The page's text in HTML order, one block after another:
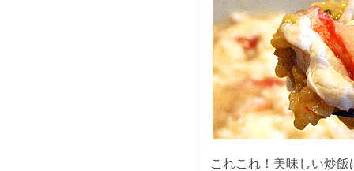
これこれ！美味しい炒